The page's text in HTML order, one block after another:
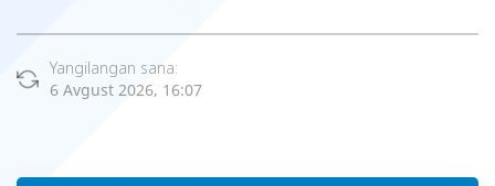
Yangilangan sana:
6 Avgust 2026, 16:07